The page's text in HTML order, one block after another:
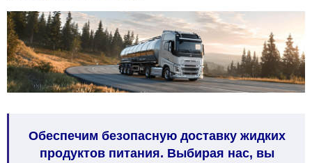
Обеспечим безопасную доставку жидких
продуктов питания. Выбирая нас, вы